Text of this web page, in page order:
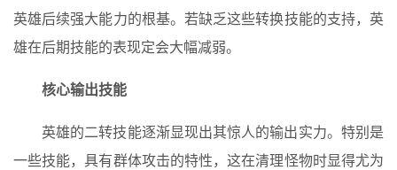
英雄后续强大能力的根基。若缺乏这些转换技能的支持，英
雄在后期技能的表现定会大幅减弱。
核心输出技能
英雄的二转技能逐渐显现出其惊人的输出实力。特别是
一些技能，具有群体攻击的特性，这在清理怪物时显得尤为